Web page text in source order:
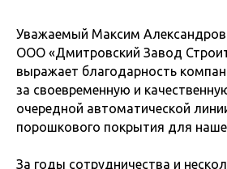
Уважаемый Максим
ООО «Дмитровский Завод
выражает благодарность
за своевременную и
очередной автоматической
порошкового покрытия для
За годы сотрудничества и